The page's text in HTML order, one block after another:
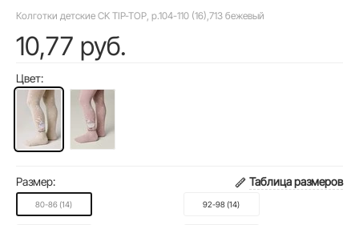
Колготки детские CK TIP-TOP, р.104-110 (16),713 бежевый
10,77 руб.
Цвет:
Размер: Таблица размеров
80-86 (14) 92-98 (14)